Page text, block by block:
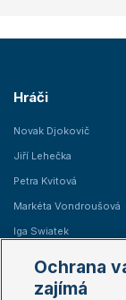
Hráči
Novak Djokovič
Jiří Lehečka
Petra Kvitová
Markéta Vondroušová
Iga Swiatek
Žebříčky
Ochrana
zajímá